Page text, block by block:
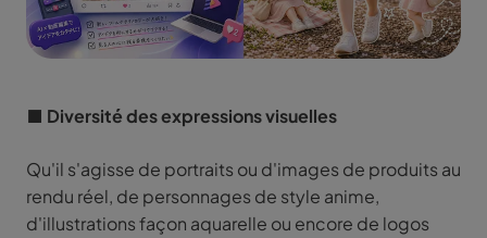
■ Diversité des expressions visuelles
Qu'il s'agisse de portraits ou d'images de produits au
rendu réel, de personnages de style anime,
d'illustrations façon aquarelle ou encore de logos